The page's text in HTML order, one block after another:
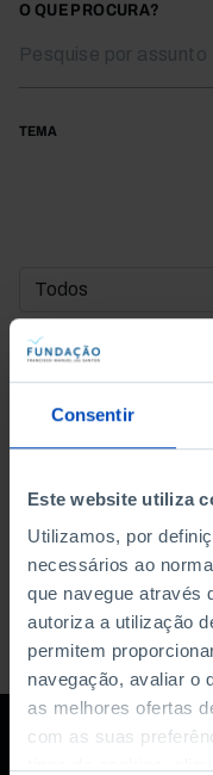
Consentir
Este website utiliza
Utilizamos, por
necessários ao
que navegue através
autoriza a utilização
permitem
navegação, avaliar o
as melhores ofertas
com as suas
O QUE PROCURA?
TEMA
DATA DE INÍCIO
DATA DE FIM